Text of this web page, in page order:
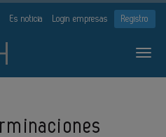
Es noticia Login empresas Registro